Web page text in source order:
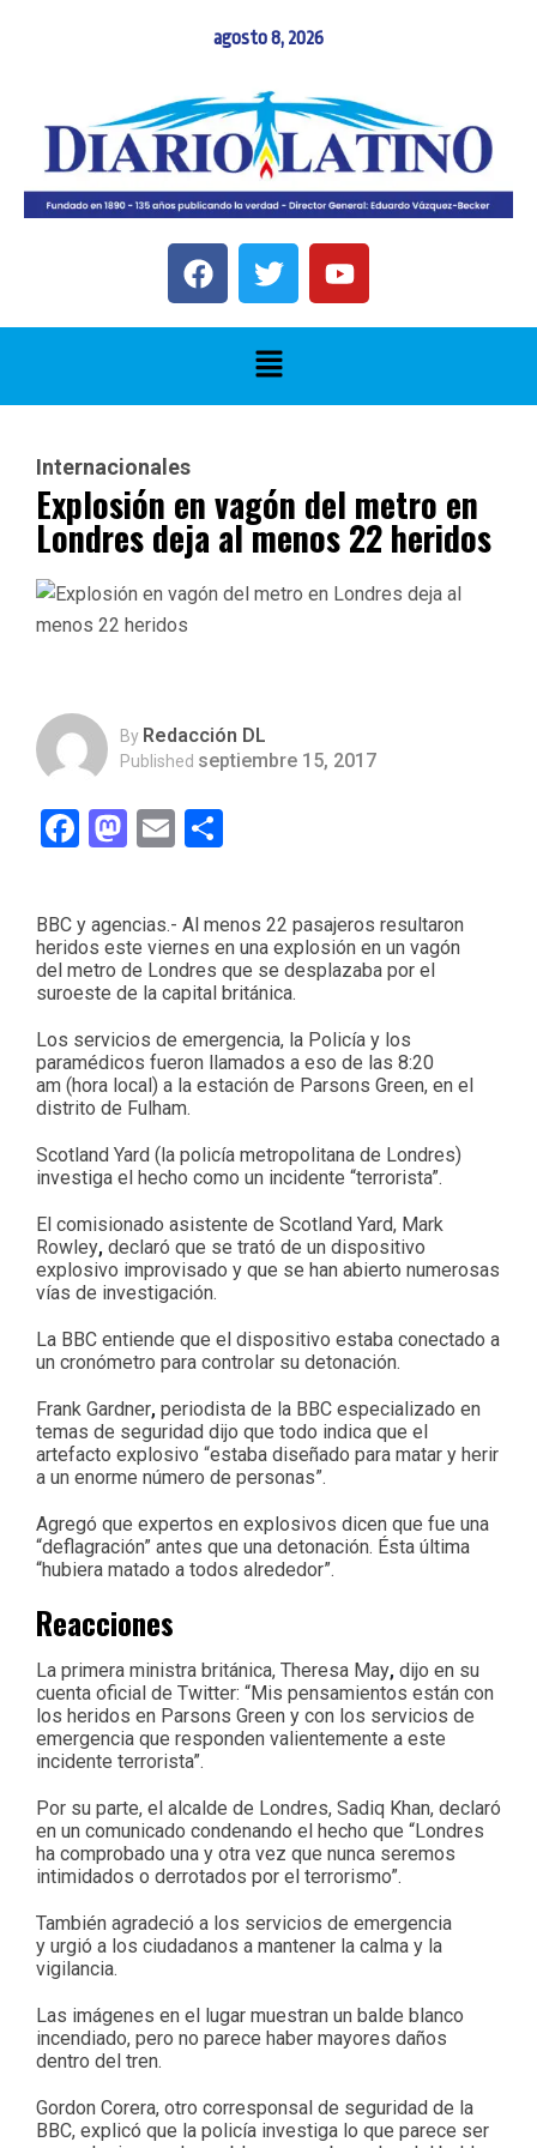
agosto 8, 2026
Internacionales
Explosión en vagón del metro en
Londres deja al menos 22 heridos
By Redacción DL
Published septiembre 15, 2017
Facebook
Mastodon
Email
BBC y agencias.- Al menos 22 pasajeros resultaron
heridos este viernes en una explosión en un vagón
del metro de Londres que se desplazaba por el
suroeste de la capital británica.
Los servicios de emergencia, la Policía y los
paramédicos fueron llamados a eso de las 8:20
am (hora local) a la estación de Parsons Green, en el
distrito de Fulham.
Scotland Yard (la policía metropolitana de Londres)
investiga el hecho como un incidente “terrorista”.
El comisionado asistente de Scotland Yard, Mark
Rowley, declaró que se trató de un dispositivo
explosivo improvisado y que se han abierto numerosas
vías de investigación.
La BBC entiende que el dispositivo estaba conectado a
un cronómetro para controlar su detonación.
Frank Gardner, periodista de la BBC especializado en
temas de seguridad dijo que todo indica que el
artefacto explosivo “estaba diseñado para matar y herir
a un enorme número de personas”.
Agregó que expertos en explosivos dicen que fue una
“deflagración” antes que una detonación. Ésta última
“hubiera matado a todos alrededor”.
Reacciones
La primera ministra británica, Theresa May, dijo en su
cuenta oficial de Twitter: “Mis pensamientos están con
los heridos en Parsons Green y con los servicios de
emergencia que responden valientemente a este
incidente terrorista”.
Por su parte, el alcalde de Londres, Sadiq Khan, declaró
en un comunicado condenando el hecho que “Londres
ha comprobado una y otra vez que nunca seremos
intimidados o derrotados por el terrorismo”.
También agradeció a los servicios de emergencia
y urgió a los ciudadanos a mantener la calma y la
vigilancia.
Las imágenes en el lugar muestran un balde blanco
incendiado, pero no parece haber mayores daños
dentro del tren.
Gordon Corera, otro corresponsal de seguridad de la
BBC, explicó que la policía investiga lo que parece ser